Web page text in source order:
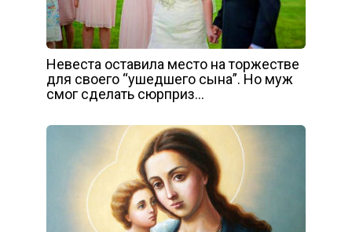
Невеста оставила место на торжестве
для своего “ушедшего сына”. Но муж
смог сделать сюрприз…